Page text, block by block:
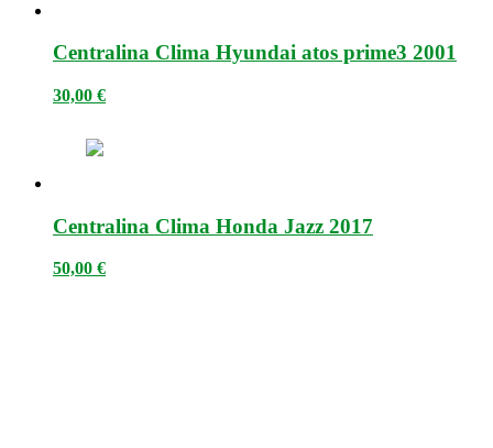
Centralina Clima Hyundai atos prime3 2001
30,00 €
Centralina Clima Honda Jazz 2017
50,00 €